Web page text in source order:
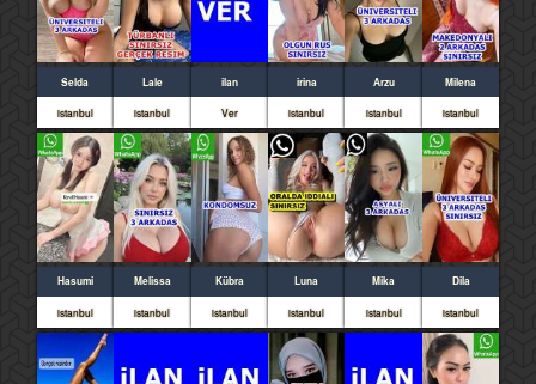
Selda
istanbul
Lale
istanbul
ilan
Ver
irina
istanbul
Arzu
istanbul
Milena
istanbul
Hasumi
istanbul
Melissa
istanbul
Kübra
istanbul
Luna
istanbul
Mika
istanbul
Dila
istanbul